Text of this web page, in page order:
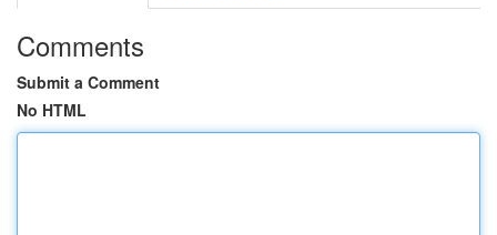
Comments
Submit a Comment
No HTML